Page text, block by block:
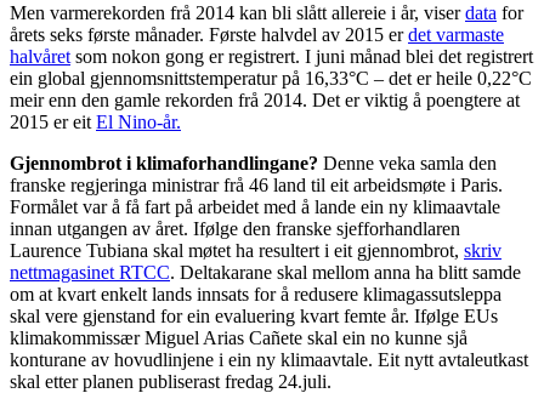
Men varmerekorden frå 2014 kan bli slått allereie i år, viserdata for
årets seks første månader. Første halvdel av 2015 erdet varmaste
halvåret som nokon gong er registrert. I juni månad blei det registrert
ein global gjennomsnittstemperatur på 16,33°C – det er heile 0,22°C
meir enn den gamle rekorden frå 2014. Det er viktig å poengtere at
2015 er eit El Nino-år.
Gjennombrot i klimaforhandlingane? Denne veka samla den
franske regjeringa ministrar frå 46 land til eit arbeidsmøte i Paris.
Formålet var å få fart på arbeidet med å lande ein ny klimaavtale
innan utgangen av året. Ifølge den franske sjefforhandlaren
Laurence Tubiana skal møtet ha resultert i eit gjennombrot, skriv
nettmagasinet RTCC. Deltakarane skal mellom anna ha blitt samde
om at kvart enkelt lands innsats for å redusere klimagassutsleppa
skal vere gjenstand for ein evaluering kvart femte år. Ifølge EUs
klimakommissær Miguel Arias Cañete skal ein no kunne sjå
konturane av hovudlinjene i ein ny klimaavtale. Eit nytt avtaleutkast
skal etter planen publiserast fredag 24.juli.